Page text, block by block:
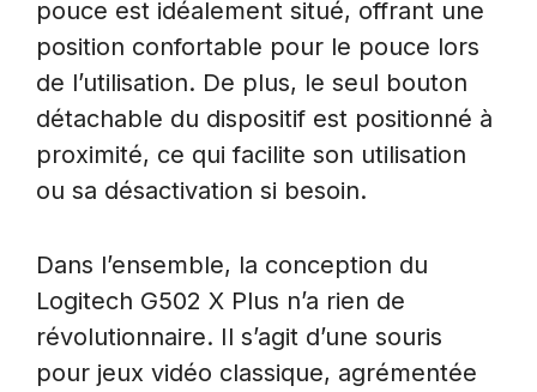
pouce est idéalement situé, offrant une
position confortable pour le pouce lors
de l’utilisation. De plus, le seul bouton
détachable du dispositif est positionné à
proximité, ce qui facilite son utilisation
ou sa désactivation si besoin.
Dans l’ensemble, la conception du
Logitech G502 X Plus n’a rien de
révolutionnaire. Il s’agit d’une souris
pour jeux vidéo classique, agrémentée